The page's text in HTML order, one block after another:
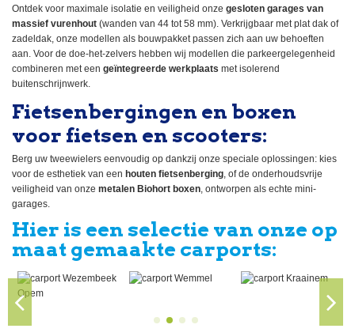
Ontdek voor maximale isolatie en veiligheid onze gesloten garages van
massief vurenhout (wanden van 44 tot 58 mm). Verkrijgbaar met plat dak of
zadeldak, onze modellen als bouwpakket passen zich aan uw behoeften
aan. Voor de doe-het-zelvers hebben wij modellen die parkeergelegenheid
combineren met een geïntegreerde werkplaats met isolerend
buitenschrijnwerk.
Fietsenbergingen en boxen
voor fietsen en scooters:
Berg uw tweewielers eenvoudig op dankzij onze speciale oplossingen: kies
voor de esthetiek van een houten fietsenberging , of de onderhoudsvrije
veiligheid van onze metalen Biohort boxen , ontworpen als echte mini-
garages.
Hier is een selectie van onze op
maat gemaakte carports: